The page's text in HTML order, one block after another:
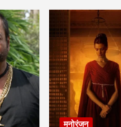
मनोरंजन